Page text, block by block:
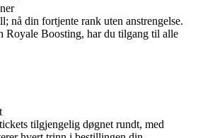
nå din fortjente rank uten anstrengelse.
Royale Boosting, har du tilgang til alle
tilgjengelig døgnet rundt, med